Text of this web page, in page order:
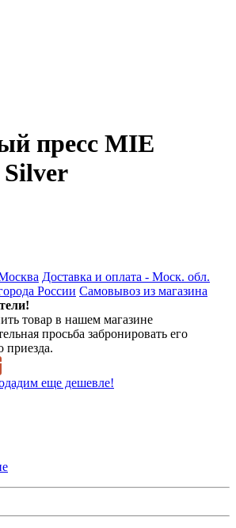
пресс MIE
Доставка и оплата - Моск. обл.
России Самовывоз из магазина
товар в нашем магазине
просьба забронировать его
приезда.
еще дешевле!